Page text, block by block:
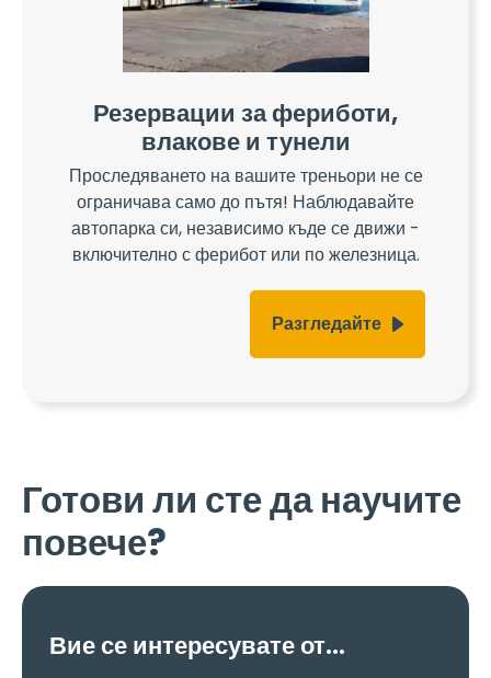
Резервации за фериботи,
влакове и тунели
Проследяването на вашите треньори не се
ограничава само до пътя! Наблюдавайте
автопарка си, независимо къде се движи -
включително с ферибот или по железница.
Разгледайте
Готови ли сте да научите
повече?
Вие се интересувате от...